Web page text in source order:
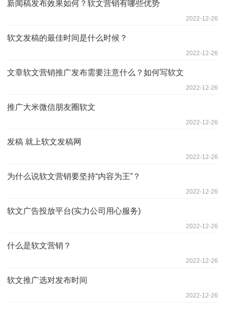
新闻稿发布效果如何？软文营销有哪些优势
2022-12-26
软文发稿的最佳时间是什么时候？
2022-12-26
文章软文营销推广发布需要注意什么？如何写软文
2022-12-26
推广大米微信朋友圈软文
2022-12-26
发稿 就上软文发稿网
2022-12-26
为什么说软文营销要坚持“内容为王”？
2022-12-26
软文广告投放平台(实力公司用心服务)
2022-12-26
什么是软文营销？
2022-12-26
软文推广选对发布时间
2022-12-26